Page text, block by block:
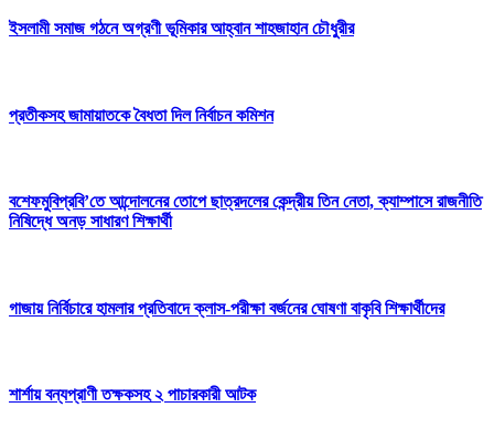
ইসলামী সমাজ গঠনে অগ্রণী ভূমিকার আহ্বান শাহজাহান চৌধুরীর
প্রতীকসহ জামায়াতকে বৈধতা দিল নির্বাচন কমিশন
বশেফমুবিপ্রবি’তে আন্দোলনের তোপে ছাত্রদলের কেন্দ্রীয় তিন নেতা, ক্যাম্পাসে রাজনীতি
নিষিদ্ধে অনড় সাধারণ শিক্ষার্থী
গাজায় নির্বিচারে হামলার প্রতিবাদে ক্লাস-পরীক্ষা বর্জনের ঘোষণা বাকৃবি শিক্ষার্থীদের
শার্শায় বন্যপ্রাণী তক্ষকসহ ২ পাচারকারী আটক